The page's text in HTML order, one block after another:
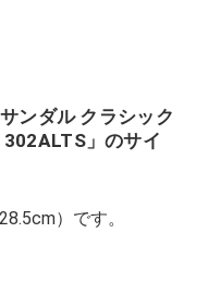
ンダル クラシック
」のサイ
）です。